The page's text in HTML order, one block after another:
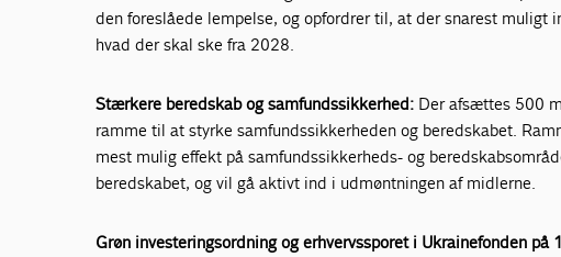
den foreslåede lempelse, og opfordrer til, at der snarest muligt
hvad der skal ske fra 2028.
Stærkere beredskab og samfundssikkerhed: Der afsættes 500
ramme til at styrke samfundssikkerheden og beredskabet.
mest mulig effekt på samfundssikkerheds- og
beredskabet, og vil gå aktivt ind i udmøntningen af midlerne.
Grøn investeringsordning og erhvervssporet i Ukrainefonden